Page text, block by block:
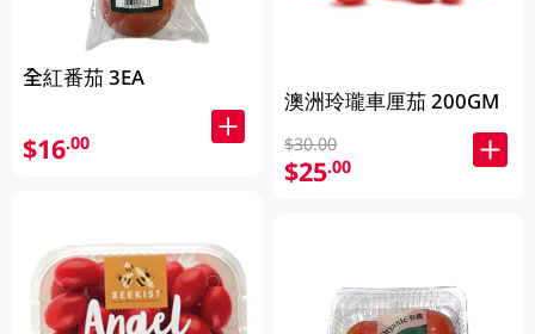
全紅番茄 3EA
$16.00
澳洲玲瓏車厘茄 200GM
$30.00
$25.00